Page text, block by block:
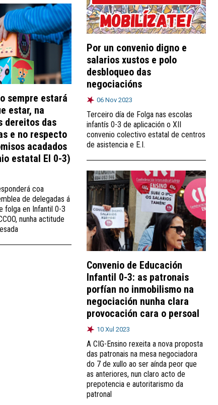
Por un convenio digno e
salarios xustos e polo
desbloqueo das
negociacións
06 Nov 2023
Terceiro día de Folga nas escolas
infantís 0-3 de aplicación o XII
convenio colectivo estatal de centros
de asistencia e E.I.
sempre estará
estar, na
dereitos das
e no respecto
acadados
estatal EI 0-3)
coa
de delegadas á
folga en Infantil 0-3
nunha actitude
Convenio de Educación
Infantil 0-3: as patronais
porfían no inmobilismo na
negociación nunha clara
provocación cara o persoal
10 Xul 2023
A CIG-Ensino rexeita a nova proposta
das patronais na mesa negociadora
do 7 de xullo ao ser aínda peor que
as anteriores, nun claro acto de
prepotencia e autoritarismo da
patronal